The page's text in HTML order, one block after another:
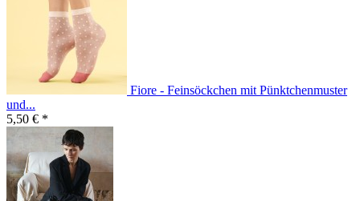
Fiore - Feinsöckchen mit Pünktchenmuster
und...
5,50 € *